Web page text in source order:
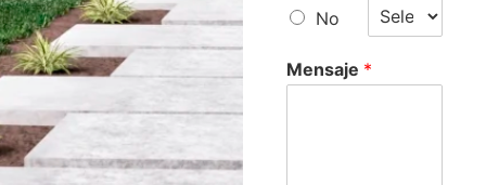
No
Mensaje *